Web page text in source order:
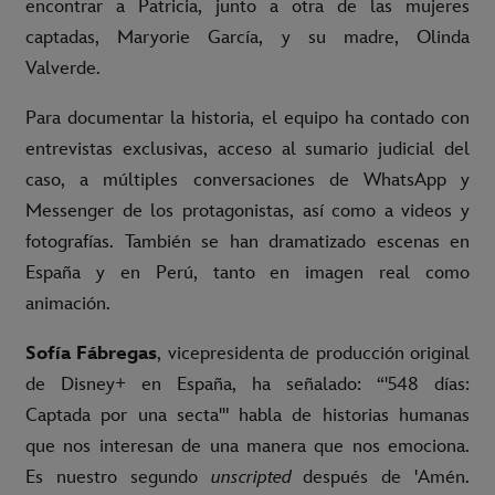
encontrar a Patricia, junto a otra de las mujeres
captadas, Maryorie García, y su madre, Olinda
Valverde.
Para documentar la historia, el equipo ha contado con
entrevistas exclusivas, acceso al sumario judicial del
caso, a múltiples conversaciones de WhatsApp y
Messenger de los protagonistas, así como a videos y
fotografías. También se han dramatizado escenas en
España y en Perú, tanto en imagen real como
animación.
Sofía Fábregas, vicepresidenta de producción original
de Disney+ en España, ha señalado: “'548 días:
Captada por una secta'" habla de historias humanas
que nos interesan de una manera que nos emociona.
Es nuestro segundo unscripteddespués de 'Amén.